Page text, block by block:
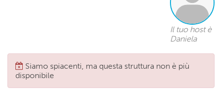
Il tuo host è
Daniela
Siamo spiacenti, ma questa struttura non è più
disponibile